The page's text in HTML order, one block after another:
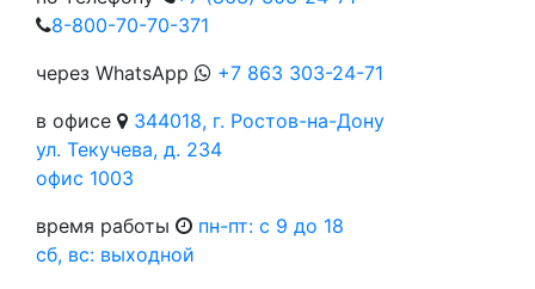
8-800-70-70-371
через WhatsApp
+7 863 303-24-71
в офисе
344018, г. Ростов-на-Дону
ул. Текучева, д. 234
офис 1003
время работы
пн-пт: c 9 до 18
сб, вс: выходной